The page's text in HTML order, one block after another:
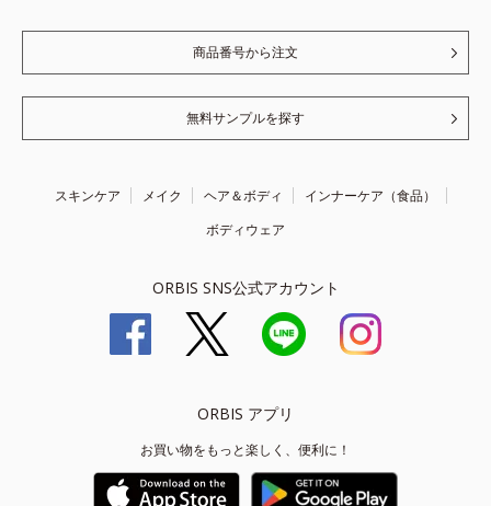
商品番号から注文
無料サンプルを探す
スキンケア メイク ヘア＆ボディ
インナーケア（食品）
ボディウェア
ORBIS SNS公式アカウント
ORBIS アプリ
お買い物をもっと楽しく、便利に！